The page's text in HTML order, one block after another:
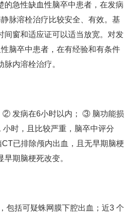
的急性缺血性脑卒中患者，在发病
脉溶栓治疗比较安全、有效。基
间窗和适应证可以适当放宽。对发
脑卒中患者，在有经验和有条件
内溶栓治疗。
发病在6小时以内； ③ 脑功能损
时，且比较严重，脑卒中评分
已排除颅内出血，且无早期脑梗
期脑梗死改变。
包括可疑蛛网膜下腔出血；近3 个